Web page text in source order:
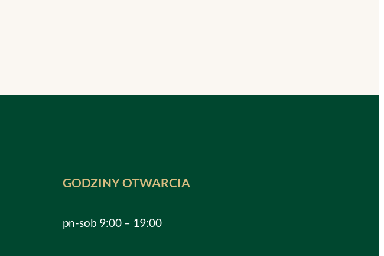
GODZINY OTWARCIA
pn-sob 9:00 – 19:00